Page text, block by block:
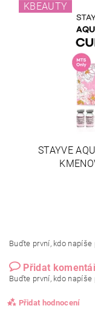
KBEAUTY
STAYVE
Buďte první, kdo
Přidat
Buďte první, kdo
Přidat hodnocení